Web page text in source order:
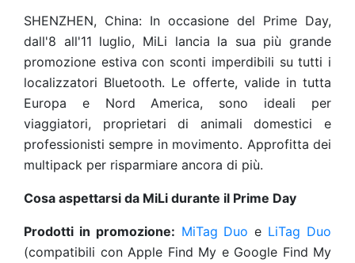
SHENZHEN, China: In occasione del Prime Day,
dall'8 all'11 luglio, MiLi lancia la sua più grande
promozione estiva con sconti imperdibili su tutti i
localizzatori Bluetooth. Le offerte, valide in tutta
Europa e Nord America, sono ideali per
viaggiatori, proprietari di animali domestici e
professionisti sempre in movimento. Approfitta dei
multipack per risparmiare ancora di più.
Cosa aspettarsi da MiLi durante il Prime Day
Prodotti in promozione: MiTag Duo e LiTag Duo
(compatibili con Apple Find My e Google Find My